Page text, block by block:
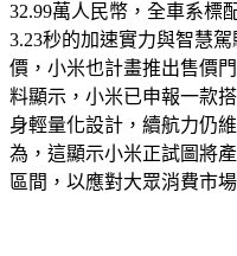
應鏈管理已趨於穩定。小
32.99萬人民幣，全車系標
3.23秒的加速實力與智慧
價，小米也計畫推出售價
料顯示，小米已申報一款
身輕量化設計，續航力仍
為，這顯示小米正試圖將